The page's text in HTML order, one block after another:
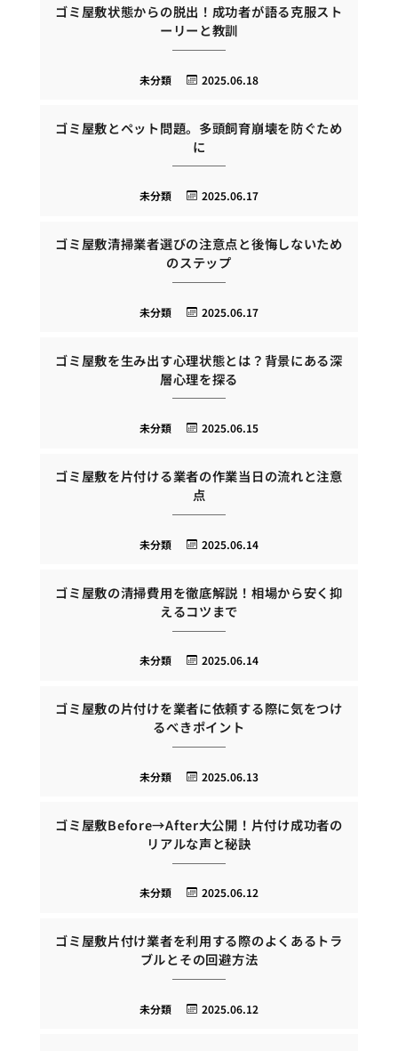
ゴミ屋敷状態からの脱出！成功者が語る克服スト
ーリーと教訓
2025.06.18
未分類
ゴミ屋敷とペット問題。多頭飼育崩壊を防ぐため
に
2025.06.17
未分類
ゴミ屋敷清掃業者選びの注意点と後悔しないため
のステップ
2025.06.17
未分類
ゴミ屋敷を生み出す心理状態とは？背景にある深
層心理を探る
2025.06.15
未分類
ゴミ屋敷を片付ける業者の作業当日の流れと注意
点
2025.06.14
未分類
ゴミ屋敷の清掃費用を徹底解説！相場から安く抑
えるコツまで
2025.06.14
未分類
ゴミ屋敷の片付けを業者に依頼する際に気をつけ
るべきポイント
2025.06.13
未分類
ゴミ屋敷Before→After大公開！片付け成功者の
リアルな声と秘訣
2025.06.12
未分類
ゴミ屋敷片付け業者を利用する際のよくあるトラ
ブルとその回避方法
2025.06.12
未分類